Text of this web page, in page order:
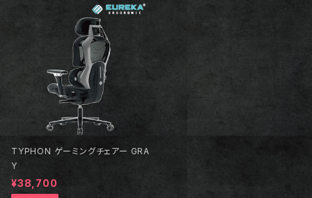
TYPHON ゲーミングチェアー GRA
Y
¥38,700